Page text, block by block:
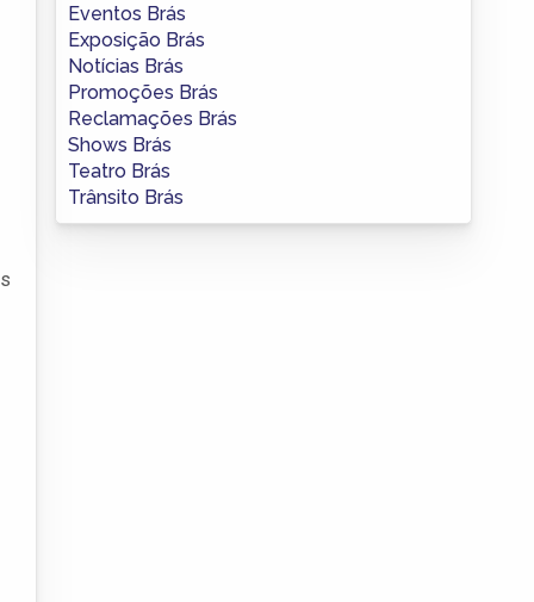
Eventos Brás
Exposição Brás
Notícias Brás
Promoções Brás
Reclamações Brás
Shows Brás
Teatro Brás
Trânsito Brás